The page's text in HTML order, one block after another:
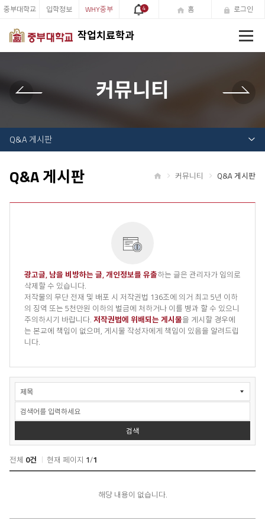
작업치료학과
중부대학교 입학정보 WHY중부 4 홈 로그인
커뮤니티
Q&A 게시판
Q&A 게시판 커뮤니티 Q&A 게시판
광고글, 남을 비방하는 글, 개인정보를 유출하는 글은 관리자가 임의로
삭제할 수 있습니다.
저작물의 무단 전재 및 배포 시 저작권법 136조에 의거 최고 5년 이하
의 징역 또는 5천만원 이하의 벌금에 처하거나 이를 병과 할 수 있으니
주의하시기 바랍니다. 저작권법에 위배되는 게시물을 게시할 경우에
는 본교에 책임이 없으며, 게시물 작성자에게 책임이 있음을 알려드립
니다.
커
티
Q&A
시
판
검색
전체 0건 현재 페이지 1/1
해당 내용이 없습니다.